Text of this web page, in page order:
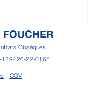
FOUCHER
Obsèques
26-22-0165
- CGV